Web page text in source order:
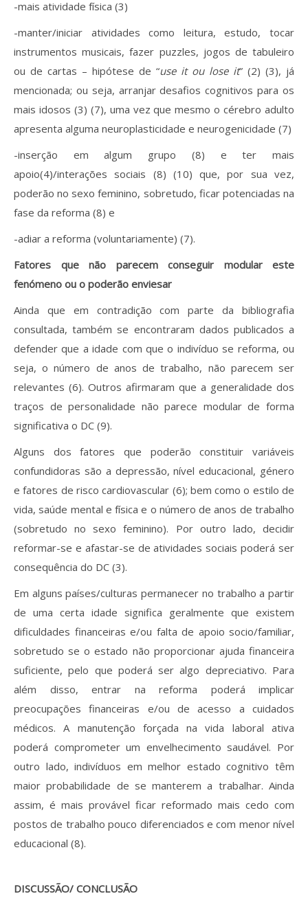
-mais atividade física (3)
-manter/iniciar atividades como leitura, estudo, tocar
instrumentos musicais, fazer puzzles, jogos de tabuleiro
ou de cartas – hipótese de “use it ou lose it” (2) (3), já
mencionada; ou seja, arranjar desafios cognitivos para os
mais idosos (3) (7), uma vez que mesmo o cérebro adulto
apresenta alguma neuroplasticidade e neurogenicidade (7)
-inserção em algum grupo (8) e ter mais
apoio(4)/interações sociais (8) (10) que, por sua vez,
poderão no sexo feminino, sobretudo, ficar potenciadas na
fase da reforma (8) e
-adiar a reforma (voluntariamente) (7).
Fatores que não parecem conseguir modular este
fenómeno ou o poderão enviesar
Ainda que em contradição com parte da bibliografia
consultada, também se encontraram dados publicados a
defender que a idade com que o indivíduo se reforma, ou
seja, o número de anos de trabalho, não parecem ser
relevantes (6). Outros afirmaram que a generalidade dos
traços de personalidade não parece modular de forma
significativa o DC (9).
Alguns dos fatores que poderão constituir variáveis
confundidoras são a depressão, nível educacional, género
e fatores de risco cardiovascular (6); bem como o estilo de
vida, saúde mental e física e o número de anos de trabalho
(sobretudo no sexo feminino). Por outro lado, decidir
reformar-se e afastar-se de atividades sociais poderá ser
consequência do DC (3).
Em alguns países/culturas permanecer no trabalho a partir
de uma certa idade significa geralmente que existem
dificuldades financeiras e/ou falta de apoio socio/familiar,
sobretudo se o estado não proporcionar ajuda financeira
suficiente, pelo que poderá ser algo depreciativo. Para
além disso, entrar na reforma poderá implicar
preocupações financeiras e/ou de acesso a cuidados
médicos. A manutenção forçada na vida laboral ativa
poderá comprometer um envelhecimento saudável. Por
outro lado, indivíduos em melhor estado cognitivo têm
maior probabilidade de se manterem a trabalhar. Ainda
assim, é mais provável ficar reformado mais cedo com
postos de trabalho pouco diferenciados e com menor nível
educacional (8).
DISCUSSÃO/ CONCLUSÃO